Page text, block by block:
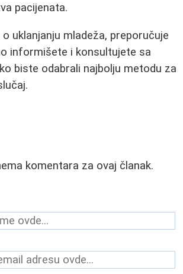
pacijenata.
uklanjanju mladeža, preporučuje
informišete i konsultujete sa
biste odabrali najbolju metodu za
komentara za ovaj članak.